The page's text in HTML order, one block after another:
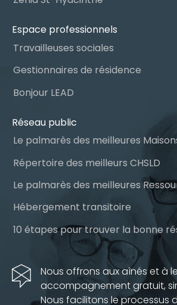
Espace professionnels
Travailleuses sociales
Gestionnaires de résidence
Bonjour LEAD
Réseau public
Répertoire des meilleurs CHSLD
Hébergement transitoire
Nous offrons aux aînés et à
accompagnement gratuit,
Nous facilitons le processus